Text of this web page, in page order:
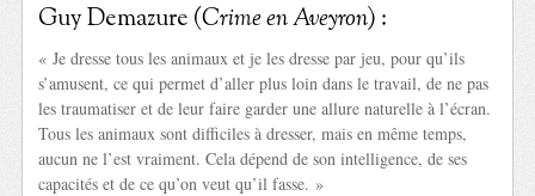
Guy Demazure (Crime en Aveyron) :
« Je dresse tous les animaux et je les dresse par jeu, pour qu’ils
s’amusent, ce qui permet d’aller plus loin dans le travail, de ne pas
les traumatiser et de leur faire garder une allure naturelle à l’écran.
Tous les animaux sont difficiles à dresser, mais en même temps,
aucun ne l’est vraiment. Cela dépend de son intelligence, de ses
capacités et de ce qu’on veut qu’il fasse. »